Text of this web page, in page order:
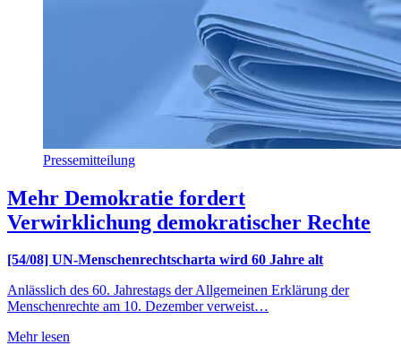
Pressemitteilung
Mehr Demokratie fordert
Verwirklichung demokratischer Rechte
[54/08] UN-Menschenrechtscharta wird 60 Jahre alt
Anlässlich des 60. Jahrestags der Allgemeinen Erklärung der
Menschenrechte am 10. Dezember verweist…
Mehr lesen